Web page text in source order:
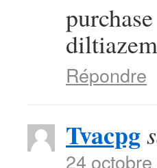
Répondre
Tvacpg
24